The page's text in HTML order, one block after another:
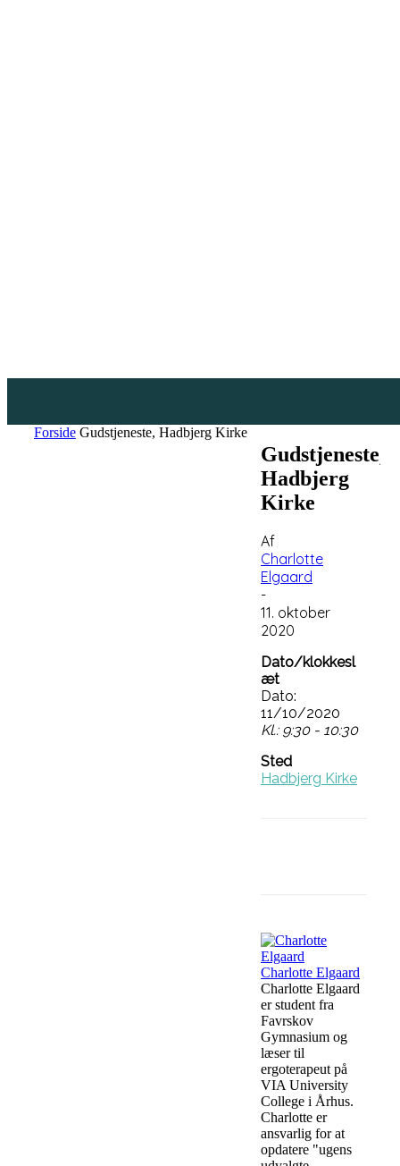
Forside Gudstjeneste, Hadbjerg Kirke
Gudstjeneste,
Hadbjerg
Kirke
Af
Charlotte
Elgaard
-
11. oktober
2020
Dato/klokkesl
æt
Dato:
11/10/2020
Kl.: 9:30 - 10:30
Sted
Hadbjerg Kirke
Charlotte Elgaard
Charlotte Elgaard
er student fra
Favrskov
Gymnasium og
læser til
ergoterapeut på
VIA University
College i Århus.
Charlotte er
ansvarlig for at
opdatere "ugens